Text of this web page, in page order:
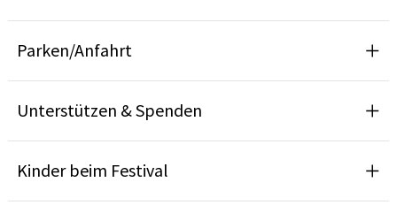
Parken/Anfahrt
Unterstützen & Spenden
Kinder beim Festival